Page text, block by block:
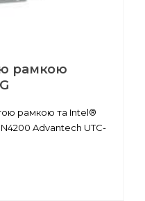
рамкою
рамкою та Intel®
Advantech UTC-